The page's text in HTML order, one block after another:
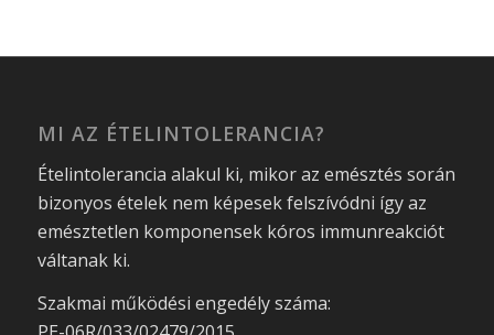
MI AZ ÉTELINTOLERANCIA?
Ételintolerancia alakul ki, mikor az emésztés során
bizonyos ételek nem képesek felszívódni így az
emésztetlen komponensek kóros immunreakciót
váltanak ki.
Szakmai működési engedély száma: